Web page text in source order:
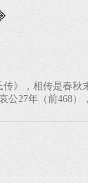
传》，相传是春
公27年（前468